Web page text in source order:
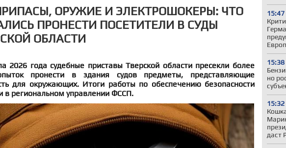
15:47
15:38
но
15:32
даст
ОРУЖИЕ И ЭЛЕКТРОШОКЕРЫ: ЧТО
ПРОНЕСТИ ПОСЕТИТЕЛИ В СУДЫ
ОБЛАСТИ
2026 года судебные приставы Тверской области пресекли более
пронести в здания судов предметы, представляющие
для окружающих. Итоги работы по обеспечению безопасности
в региональном управлении ФССП.